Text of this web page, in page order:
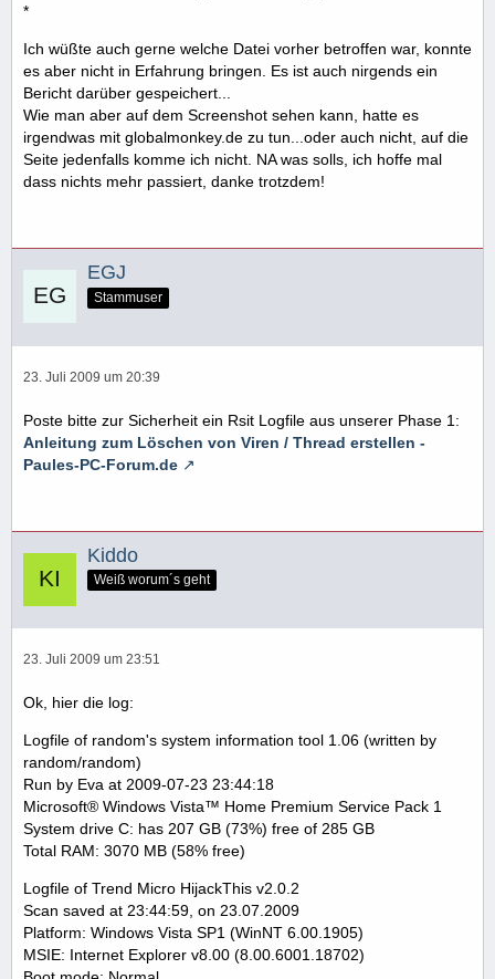
*
Ich wüßte auch gerne welche Datei vorher betroffen war, konnte
es aber nicht in Erfahrung bringen. Es ist auch nirgends ein
Bericht darüber gespeichert...
Wie man aber auf dem Screenshot sehen kann, hatte es
irgendwas mit globalmonkey.de zu tun...oder auch nicht, auf die
Seite jedenfalls komme ich nicht. NA was solls, ich hoffe mal
dass nichts mehr passiert, danke trotzdem!
EGJ
Stammuser
23. Juli 2009 um 20:39
Poste bitte zur Sicherheit ein Rsit Logfile aus unserer Phase 1:
Anleitung zum Löschen von Viren / Thread erstellen -
Paules-PC-Forum.de
Kiddo
Weiß worum´s geht
23. Juli 2009 um 23:51
Ok, hier die log:
Logfile of random's system information tool 1.06 (written by
random/random)
Run by Eva at 2009-07-23 23:44:18
Microsoft® Windows Vista™ Home Premium Service Pack 1
System drive C: has 207 GB (73%) free of 285 GB
Total RAM: 3070 MB (58% free)
Logfile of Trend Micro HijackThis v2.0.2
Scan saved at 23:44:59, on 23.07.2009
Platform: Windows Vista SP1 (WinNT 6.00.1905)
MSIE: Internet Explorer v8.00 (8.00.6001.18702)